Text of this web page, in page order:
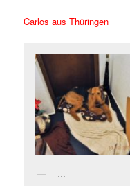
Carlos aus Thüringen
…